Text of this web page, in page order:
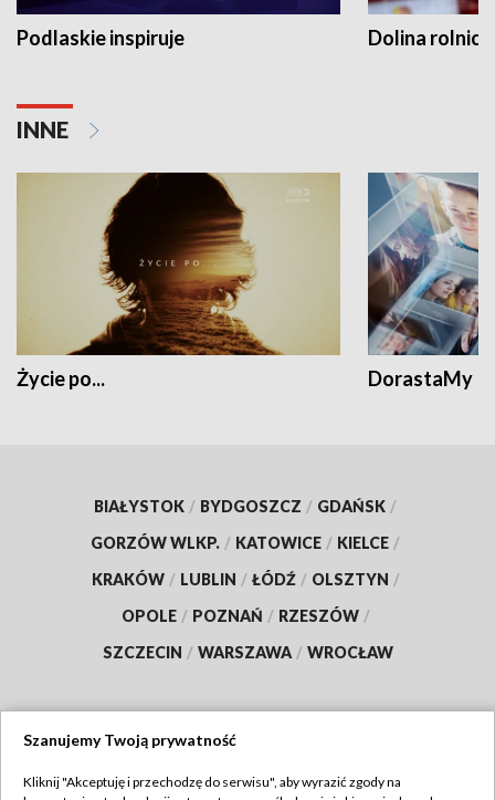
Podlaskie inspiruje Dolina
INNE
Życie po... DorastaMy
BIAŁYSTOK / BYDGOSZCZ / GDAŃSK /
GORZÓW WLKP. / KATOWICE / KIELCE /
KRAKÓW / LUBLIN / ŁÓDŹ / OLSZTYN /
OPOLE / POZNAŃ / RZESZÓW /
SZCZECIN / WARSZAWA / WROCŁAW
Szanujemy Twoją prywatność
Kliknij "Akceptuję i przechodzę do serwisu", aby wyrazić zgody na